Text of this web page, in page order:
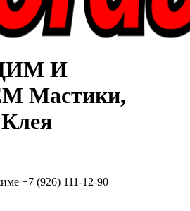
И
Мастики,
+7 (926) 111-12-90